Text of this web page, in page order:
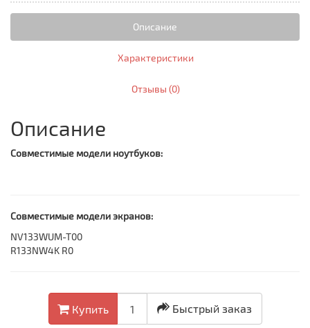
Описание
Характеристики
Отзывы (0)
Описание
Совместимые модели ноутбуков:
Совместимые модели экранов:
NV133WUM-T00
R133NW4K R0
Купить Быстрый заказ